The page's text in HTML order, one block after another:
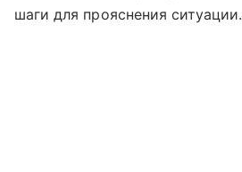
шаги для прояснения ситуации.